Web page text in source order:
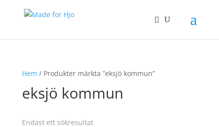
Hem / Produkter märkta ”eksjö kommun”
eksjö kommun
Endast ett sökresultat